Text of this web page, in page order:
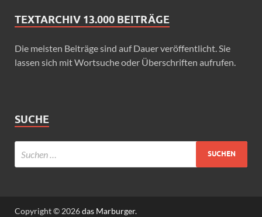
TEXTARCHIV 13.000 BEITRÄGE
Die meisten Beiträge sind auf Dauer veröffentlicht. Sie
lassen sich mit Wortsuche oder Überschriften aufrufen.
SUCHE
Copyright © 2026das Marburger.